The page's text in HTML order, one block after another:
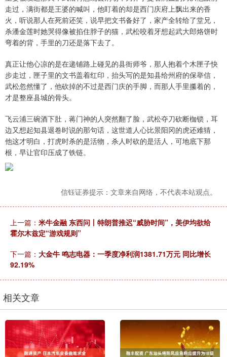
走过，满街都是王婆的喊叫，他盯着的却是西门庆府上飘出来的香
火，听说那人在死前还笑，说早把文书备好了，家产全转给了堂兄，
杀潘金莲时她哭得像被掐住脖子的猫，武松咬着牙想起武大郎烙饼时
弯着的背，手里的刀还是落下去了。
真正让他心凉的是在递铺路上碰见的县衙师爷，那人抱着个木匣子快
步走过，匣子里的文书盖着红印，抬头写的是知县给州府的保举信，
武松忽然懂了，他砍掉的不过是西门庆的手脚，而那人手里攥着的，
才是整座县城的骨头。
飞云浦三碗酒下肚，蒋门神的人突然翻了脸，武松夺刀砍断枷锁，耳
边又想起知县退卷时说的那句话，这世道人心比景阳冈的虎还难猜，
他这才明白，打虎时杀的是活物，杀人时砍的是活人，可地底下那
根，早让官印压成了铁链。
信钰证券提示：文章来自网络，不代表本站观点。
上一篇： 米牛金融 东西问丨特朗普推迟“威胁时间”，美伊均欲给
霍尔木兹定“游戏规则”
下一篇： 大金牛 鸣志电器：一季度净利润1381.71万元 同比增长
92.19%
相关文章